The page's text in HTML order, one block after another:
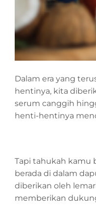
Dalam era yang
hentinya, kita
serum canggih
henti-hentinya
Tapi tahukah kamu
berada di dalam
diberikan oleh
memberikan